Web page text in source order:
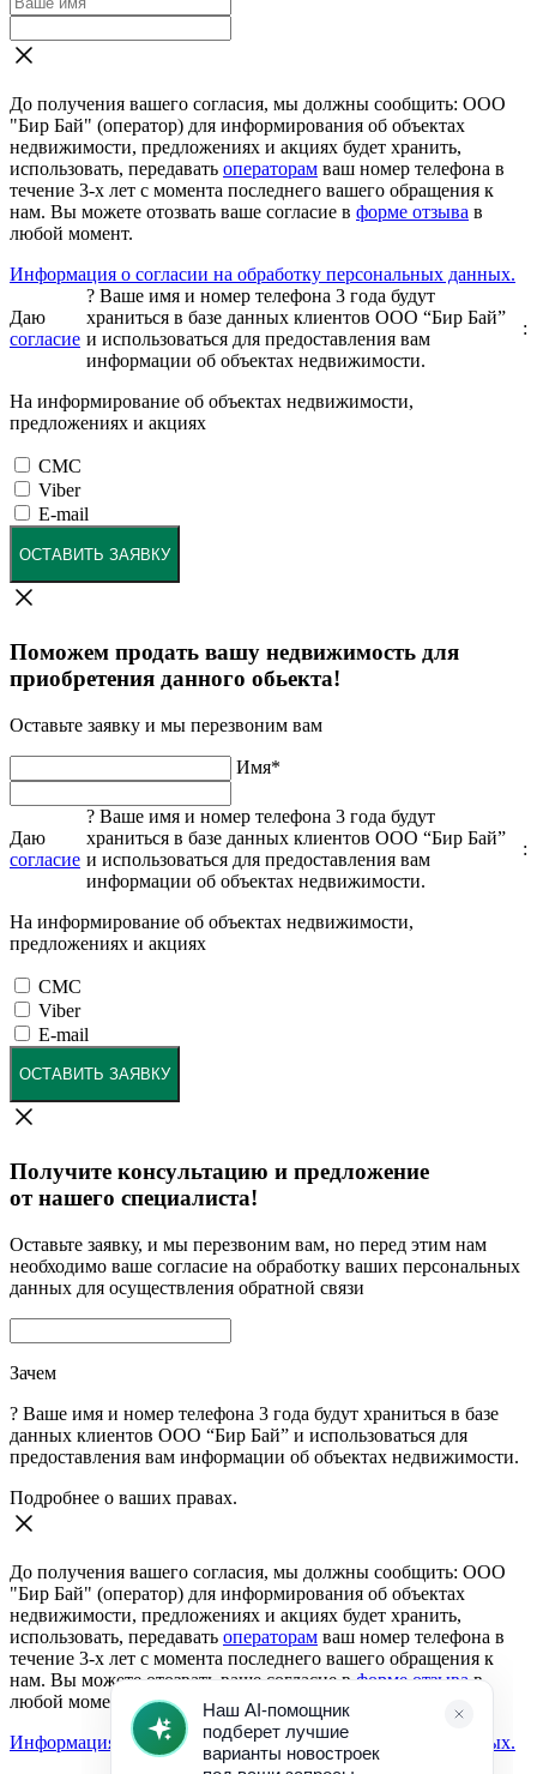
До получения вашего согласия, мы должны сообщить: ООО
"Бир Бай" (оператор) для информирования об объектах
недвижимости, предложениях и акциях будет хранить,
использовать, передавать операторам ваш номер телефона в
течение 3-х лет с момента последнего вашего обращения к
нам. Вы можете отозвать ваше согласие в форме отзыва в
любой момент.
Информация о согласии на обработку персональных данных.
Даю
согласие
? Ваше имя и номер телефона 3 года будут
храниться в базе данных клиентов ООО “Бир Бай”
и использоваться для предоставления вам
информации об объектах недвижимости.
:
На информирование об объектах недвижимости,
предложениях и акциях
СМС
Viber
E-mail
ОСТАВИТЬ ЗАЯВКУ
Поможем продать вашу недвижимость для
приобретения данного обьекта!
Оставьте заявку и мы перезвоним вам
Имя*
Даю
согласие
? Ваше имя и номер телефона 3 года будут
храниться в базе данных клиентов ООО “Бир Бай”
и использоваться для предоставления вам
информации об объектах недвижимости.
:
На информирование об объектах недвижимости,
предложениях и акциях
СМС
Viber
E-mail
ОСТАВИТЬ ЗАЯВКУ
Получите консультацию и предложение
от нашего специалиста!
Оставьте заявку, и мы перезвоним вам, но перед этим нам
необходимо ваше согласие на обработку ваших персональных
данных для осуществления обратной связи
Зачем
? Ваше имя и номер телефона 3 года будут храниться в базе
данных клиентов ООО “Бир Бай” и использоваться для
предоставления вам информации об объектах недвижимости.
Подробнее о ваших правах.
До получения вашего согласия, мы должны сообщить: ООО
"Бир Бай" (оператор) для информирования об объектах
недвижимости, предложениях и акциях будет хранить,
использовать, передавать операторам ваш номер телефона в
течение 3-х лет с момента последнего вашего обращения к
нам. Вы можете отозвать ваше согласие вформе отзывав
любой момент.
Информация о согласии на обработку персональных данных.